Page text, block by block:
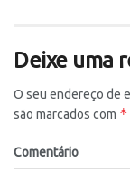
Deixe uma
O seu endereço de
são marcados com *
Comentário